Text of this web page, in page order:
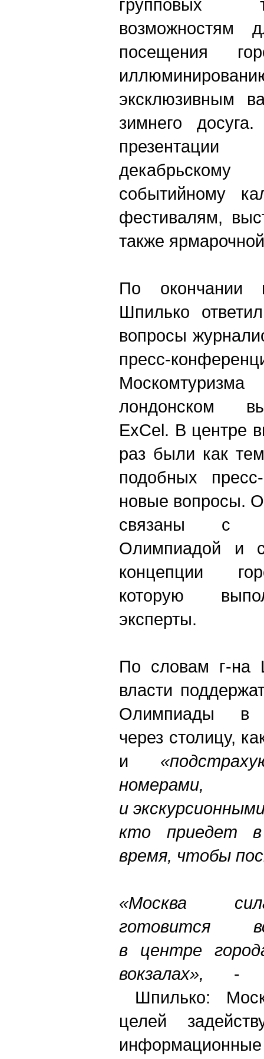
групповых
возможностям
посещения
эксклюзивным
зимнего
событийному
фестивалям,
также
По окончании
Шпилько
вопросы
пресс-
лондонском
ExCel. В центре
раз были как
подобных
новые вопросы.
связаны с
Олимпиадой и
концепции
которую
эксперты.
По словам г-на
власти
Олимпиады в
через столицу,
и
номерами,
и
кто приедет
время, чтобы
«Москва
готовится
в центре
вокзалах», -
Шпилько:
целей